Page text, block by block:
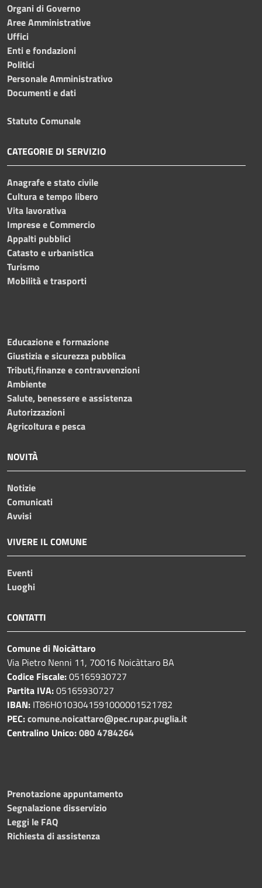
Organi di Governo
Aree Amministrative
Uffici
Enti e fondazioni
Politici
Personale Amministrativo
Documenti e dati
Statuto Comunale
CATEGORIE DI SERVIZIO
Anagrafe e stato civile
Cultura e tempo libero
Vita lavorativa
Imprese e Commercio
Appalti pubblici
Catasto e urbanistica
Turismo
Mobilità e trasporti
Educazione e formazione
Giustizia e sicurezza pubblica
Tributi,finanze e contravvenzioni
Ambiente
Salute, benessere e assistenza
Autorizzazioni
Agricoltura e pesca
NOVITÀ
Notizie
Comunicati
Avvisi
VIVERE IL COMUNE
Eventi
Luoghi
CONTATTI
Comune di Noicàttaro
Via Pietro Nenni 11, 70016 Noicàttaro BA
Codice Fiscale:05165930727
Partita IVA:05165930727
IBAN: IT86H0103041591000001521782
PEC:comune.noicattaro@pec.rupar.puglia.it
Centralino Unico:080 4784264
Prenotazione appuntamento
Segnalazione disservizio
Leggi le FAQ
Richiesta di assistenza